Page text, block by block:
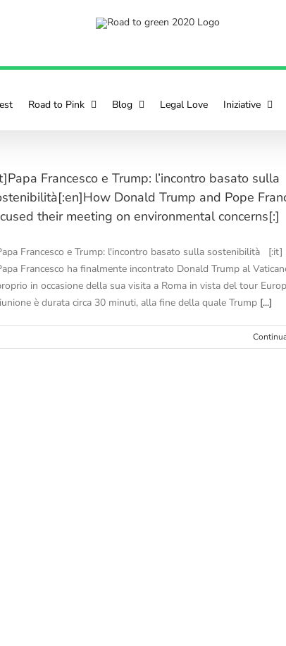
Road to Pink Blog Legal Love Iniziative
Francesco e Trump: l’incontro basato sulla
Donald Trump and Pope
their meeting on environmental concerns[:]
Francesco e Trump: l'incontro basato sulla sostenibilità [:it]
Francesco ha finalmente incontrato Donald Trump al
in occasione della sua visita a Roma in vista del tour
è durata circa 30 minuti, alla fine della quale Trump [...]